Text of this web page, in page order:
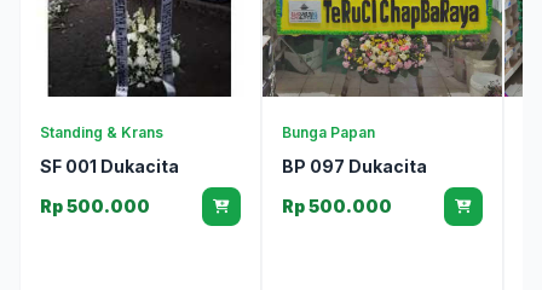
Standing & Krans
SF 001 Dukacita
Rp 500.000
Bunga Papan
BP 097 Dukacita
Rp 500.000